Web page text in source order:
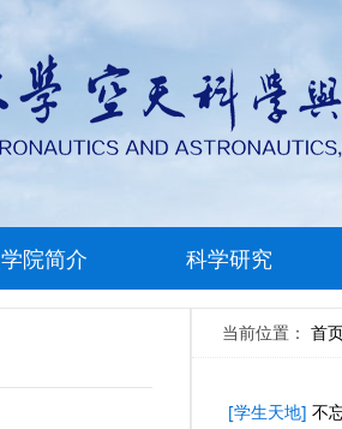
学院简介 科学研究
当前位置： 首
[学生天地] 不